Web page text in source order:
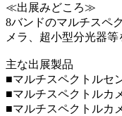
≪出展みどころ≫
8バンドのマルチスペ
メラ、超小型分光器等
主な出展製品
■マルチスペクトルセ
■マルチスペクトルカ
■マルチスペクトルカ